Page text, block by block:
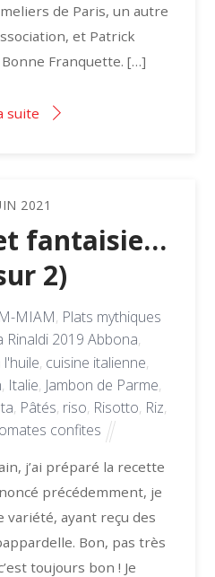
de Paris, un autre
et Patrick
Franquette. […]
suite
2021
fantaisie…
2)
MIAM, Plats mythiques
Rinaldi 2019 Abbona,
, cuisine italienne,
, Italie, Jambon de Parme,
, Pâtés, riso, Risotto, Riz,
confites
j’ai préparé la recette
précédemment, je
variété, ayant reçu des
Bon, pas très
toujours bon ! Je